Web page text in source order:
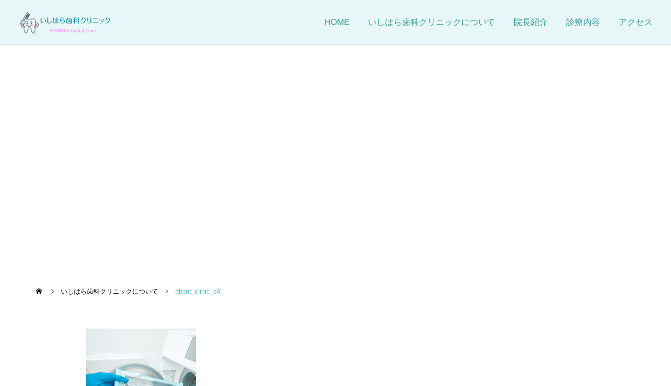
HOME いしはら歯科クリニックについて 院長紹介 診療内容 アクセス
いしはら歯科クリニックについて about_clinic_s4